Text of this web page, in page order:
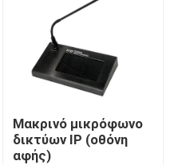
Μακρινό μικρόφωνο
δικτύων IP (οθόνη
αφής)